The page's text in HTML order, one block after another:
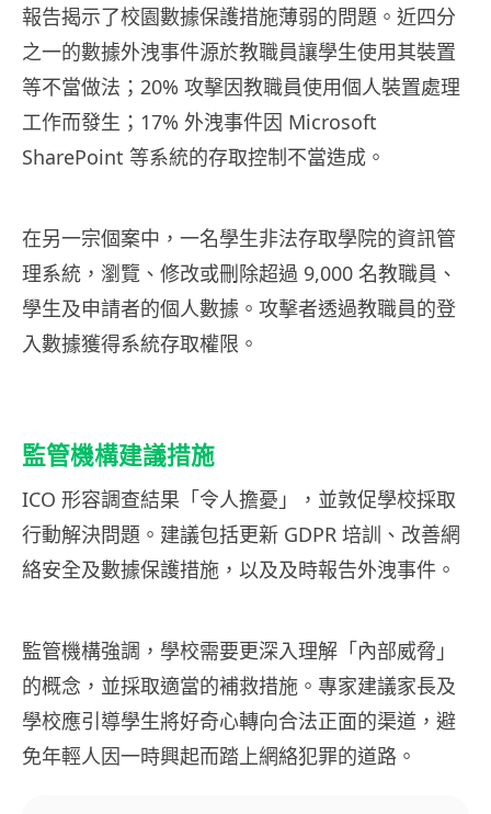
報告揭示了校園數據保護措施薄弱的問題。近四分
之一的數據外洩事件源於教職員讓學生使用其裝置
等不當做法；20% 攻擊因教職員使用個人裝置處理
工作而發生；17% 外洩事件因 Microsoft
SharePoint 等系統的存取控制不當造成。
在另一宗個案中，一名學生非法存取學院的資訊管
理系統，瀏覽、修改或刪除超過 9,000 名教職員、
學生及申請者的個人數據。攻擊者透過教職員的登
入數據獲得系統存取權限。
監管機構建議措施
ICO 形容調查結果「令人擔憂」，並敦促學校採取
行動解決問題。建議包括更新 GDPR 培訓、改善網
絡安全及數據保護措施，以及及時報告外洩事件。
監管機構強調，學校需要更深入理解「內部威脅」
的概念，並採取適當的補救措施。專家建議家長及
學校應引導學生將好奇心轉向合法正面的渠道，避
免年輕人因一時興起而踏上網絡犯罪的道路。